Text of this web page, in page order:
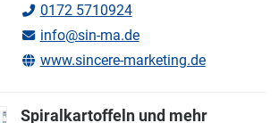
0172 5710924
info@sin-ma.de
www.sincere-marketing.de
Spiralkartoffeln und mehr